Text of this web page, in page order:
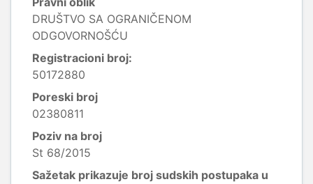
DRUŠTVO SA OGRANIČENOM
ODGOVORNOŠĆU
Registracioni broj:
50172880
Poreski broj
02380811
Poziv na broj
St 68/2015
Sažetak prikazuje broj sudskih postupaka u